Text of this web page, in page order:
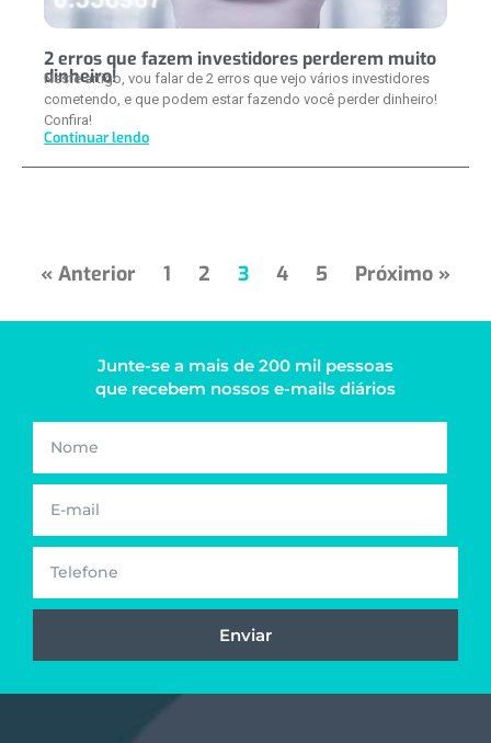
2 erros que fazem investidores perderem muito
dinheiro!
Neste artigo, vou falar de 2 erros que vejo vários investidores
cometendo, e que podem estar fazendo você perder dinheiro!
Confira!
Continuar lendo
« Anterior 1 2 3 4 5 Próximo »
Junte-se a mais de 200 mil pessoas
que recebem nossos e-mails diários
Enviar